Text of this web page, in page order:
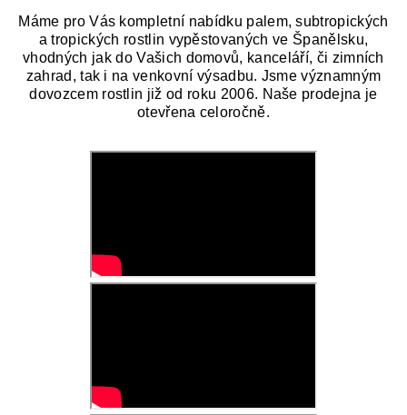
Máme pro Vás kompletní nabídku palem, subtropických
a tropických rostlin vypěstovaných ve Španělsku,
vhodných jak do Vašich domovů, kanceláří, či zimních
zahrad, tak i na venkovní výsadbu. Jsme významným
dovozcem rostlin již od roku 2006. Naše prodejna je
otevřena celoročně.